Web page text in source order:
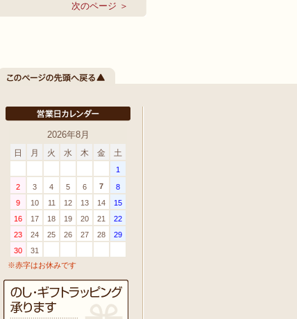
次のページ ＞
2026年8月
日 月 火 水 木 金 土
1
2 3 4 5 6 7
8
9
10 11 12 13 14
15
16
17 18 19 20 21
22
23
24 25 26 27 28
29
30
31
※赤字はお休みです